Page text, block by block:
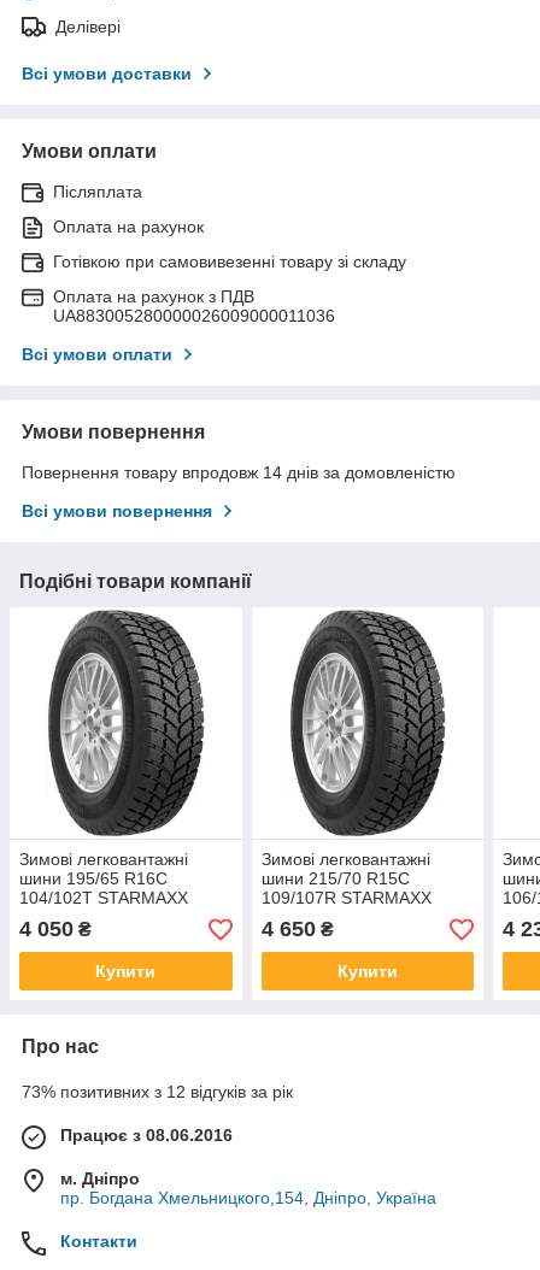
Делівері
Всі умови доставки
Умови оплати
Післяплата
Оплата на рахунок
Готівкою при самовивезенні товару зі складу
Оплата на рахунок з ПДВ
UA883005280000026009000011036
Всі умови оплати
Умови повернення
Повернення товару впродовж 14 днів за домовленістю
Всі умови повернення
Подібні товари компанії
Зимові легковантажні
шини 195/65 R16C
104/102T STARMAXX
Prowin ST960 TL
4 050 ₴
Купити
Зимові легковантажні
шини 215/70 R15C
109/107R STARMAXX
Prowin ST960 TL
4 650₴
Купити
106/
4
Про нас
73% позитивних з 12 відгуків за рік
Працює з 08.06.2016
м. Дніпро
пр. Богдана Хмельницкого,154, Дніпро, Україна
Контакти